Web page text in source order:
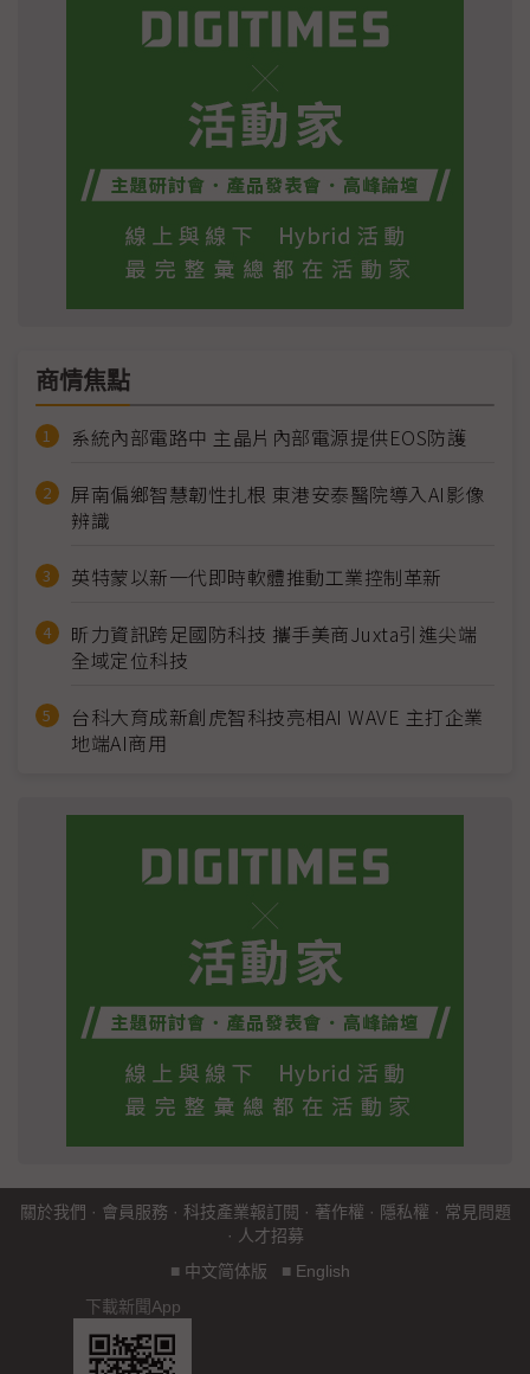
商情焦點
系統內部電路中 主晶片內部電源提供EOS防護
屏南偏鄉智慧韌性扎根 東港安泰醫院導入AI影像
辨識
英特蒙以新一代即時軟體推動工業控制革新
昕力資訊跨足國防科技 攜手美商Juxta引進尖端
全域定位科技
台科大育成新創虎智科技亮相AI WAVE 主打企業
地端AI商用
關於我們 · 會員服務 · 科技產業報訂閱 · 著作權 · 隱私權 · 常見問題
· 人才招募
■ 中文简体版 ■ English
下載新聞App